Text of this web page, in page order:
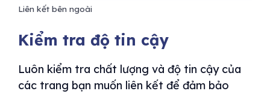
Liên kết bên ngoài
Kiểm tra độ tin cậy
Luôn kiểm tra chất lượng và độ tin cậy của
các trang bạn muốn liên kết để đảm bảo